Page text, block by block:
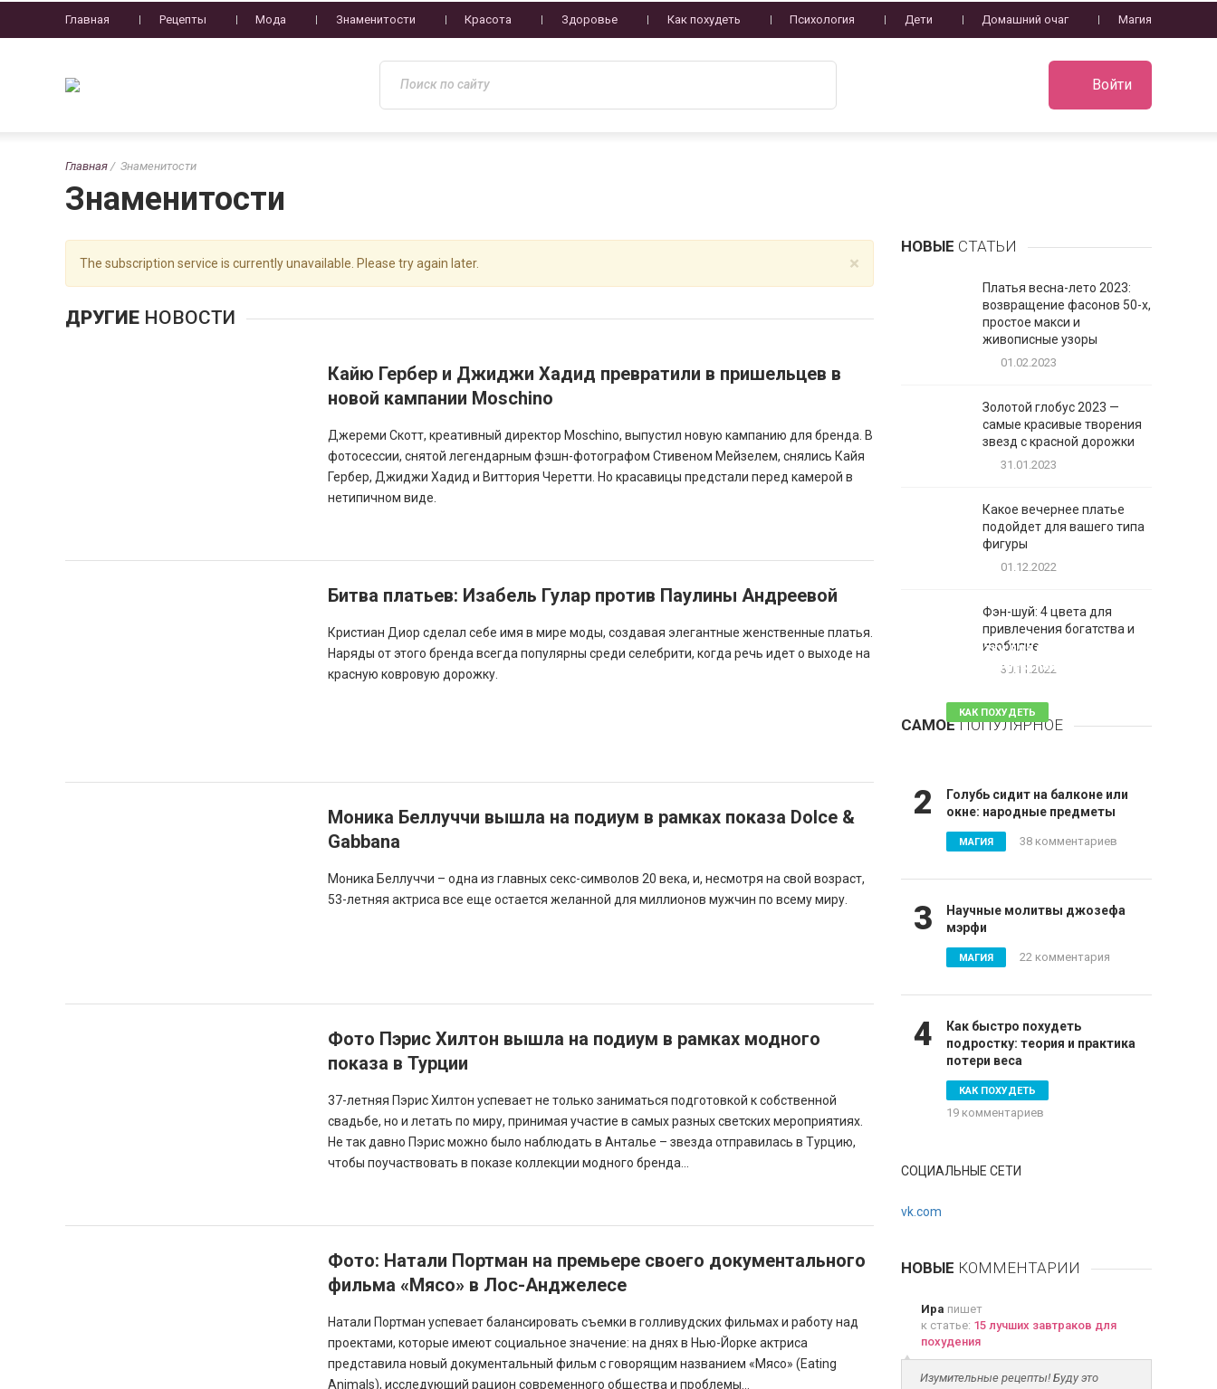
Главная Рецепты Мода Знаменитости Красота Здоровье Как похудеть Психология Дети Домашний очаг Магия
Войти
Главная Знаменитости
Знаменитости
×
The subscription service is currently unavailable. Please try again later.
ДРУГИЕ НОВОСТИ
Кайю Гербер и Джиджи Хадид превратили в пришельцев в
новой кампании Moschino
Джереми Скотт, креативный директор Moschino, выпустил новую кампанию для бренда. В
фотосессии, снятой легендарным фэшн-фотографом Стивеном Мейзелем, снялись Кайя
Гербер, Джиджи Хадид и Виттория Черетти. Но красавицы предстали перед камерой в
нетипичном виде.
Битва платьев: Изабель Гулар против Паулины Андреевой
Кристиан Диор сделал себе имя в мире моды, создавая элегантные женственные платья.
Наряды от этого бренда всегда популярны среди селебрити, когда речь идет о выходе на
красную ковровую дорожку.
Моника Беллуччи вышла на подиум в рамках показа Dolce &
Gabbana
Моника Беллуччи – одна из главных секс-символов 20 века, и, несмотря на свой возраст,
53-летняя актриса все еще остается желанной для миллионов мужчин по всему миру.
Фото Пэрис Хилтон вышла на подиум в рамках модного
показа в Турции
37-летняя Пэрис Хилтон успевает не только заниматься подготовкой к собственной
свадьбе, но и летать по миру, принимая участие в самых разных светских мероприятиях.
Не так давно Пэрис можно было наблюдать в Анталье – звезда отправилась в Турцию,
чтобы поучаствовать в показе коллекции модного бренда...
Фото: Натали Портман на премьере своего документального
фильма «Мясо» в Лос-Анджелесе
Натали Портман успевает балансировать съемки в голливудских фильмах и работу над
проектами, которые имеют социальное значение: на днях в Нью-Йорке актриса
представила новый документальный фильм с говорящим названием «Мясо» (Eating
Animals), исследующий рацион современного общества и проблемы...
НОВЫЕ СТАТЬИ
Платья весна-лето 2023:
возвращение фасонов 50-х,
простое макси и
живописные узоры
01.02.2023
Золотой глобус 2023 —
самые красивые творения
звезд с красной дорожки
31.01.2023
Какое вечернее платье
подойдет для вашего типа
фигуры
01.12.2022
Фэн-шуй: 4 цвета для
привлечения богатства и
изобилие
30.11.2022
САМОЕПОПУЛЯРНОЕ
Таблетки для похудения -
обзор эффективных и
КАК ПОХУДЕТЬ
81 комментарий
2
Голубь сидит на балконе или
окне: народные предметы
МАГИЯ 38 комментариев
3
Научные молитвы джозефа
мэрфи
МАГИЯ 22 комментария
4
Как быстро похудеть
подростку: теория и практика
потери веса
КАК ПОХУДЕТЬ
19 комментариев
СОЦИАЛЬНЫЕ СЕТИ
vk.com
НОВЫЕ КОММЕНТАРИИ
Ира пишет
к статье: 15 лучших завтраков для
похудения
Изумительные рецепты! Буду это